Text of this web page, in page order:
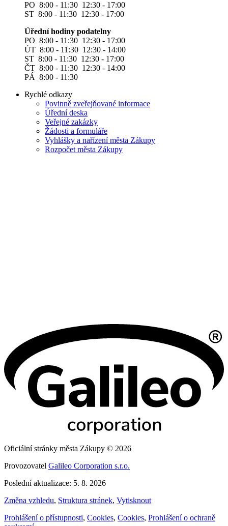
PO 8:00 - 11:30 12:30 - 17:00
ST 8:00 - 11:30 12:30 - 17:00
Úřední hodiny podatelny
PO 8:00 - 11:30 12:30 - 17:00
ÚT 8:00 - 11:30 12:30 - 14:00
ST 8:00 - 11:30 12:30 - 17:00
ČT 8:00 - 11:30 12:30 - 14:00
PÁ 8:00 - 11:30
Rychlé odkazy
Povinně zveřejňované informace
Úřední deska
Veřejné zakázky
Žádosti a formuláře
Vyhlášky a nařízení města Zákupy
Rozpočet města Zákupy
Oficiální stránky města Zákupy © 2026
Provozovatel Galileo Corporation s.r.o.
Poslední aktualizace: 5. 8. 2026
Změna vzhledu, Struktura stránek, Vytisknout
Prohlášení o přístupnosti, Cookies, Cookies, Prohlášení o ochraně